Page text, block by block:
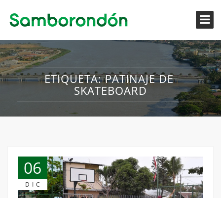
ETIQUETA:PATINAJE DE
SKATEBOARD
06
DIC